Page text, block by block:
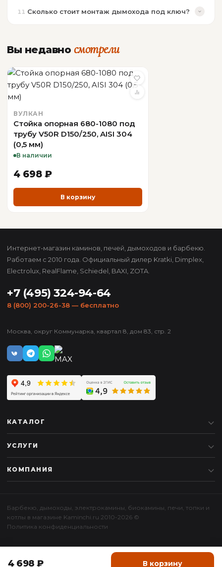
4 698 ₽ В корзину
11 Сколько стоит монтаж дымохода под ключ?
Вы недавно смотрели
ВУЛКАН
Стойка опорная 680-1080 под
трубу V50R D150/250, AISI 304
(0,5 мм)
В наличии
4 698 ₽
В корзину
Интернет-магазин каминов, печей, дымоходов и барбекю.
Работаем с 2010 года. Официальный дилер Kratki, Dimplex,
Electrolux, RealFlame, Schiedel, BAXI, ZOTA.
+7 (495) 324-94-64
8 (800) 200-26-38 — бесплатно
Москва, округ Коммунарка, квартал 8, дом 83, стр. 2
КАТАЛОГ
УСЛУГИ
КОМПАНИЯ
Барбекю, дымоходы, электрокамины, биокамины, печи, топки и
котлы в магазине Kaminchi.ru 2010-2026 ©
Политика конфиденциальности